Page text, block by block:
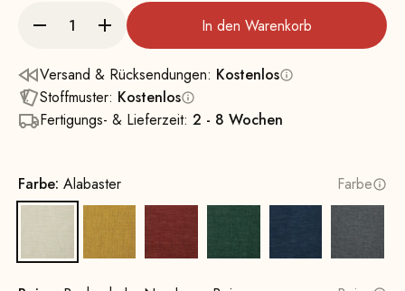
In den Warenkorb
Versand & Rücksendungen: Kostenlos
Stoffmuster: Kostenlos
Fertigungs- & Lieferzeit: 2 - 8 Wochen
Farbe: Alabaster Farbe
Sonnengelb